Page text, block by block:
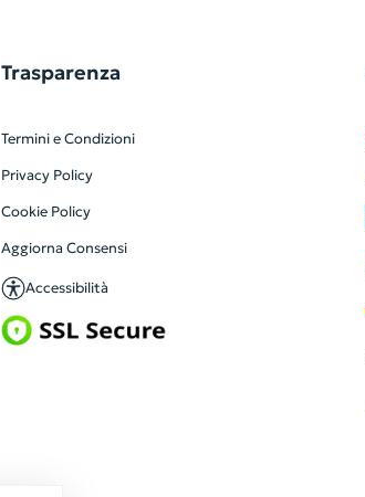
Trasparenza
Termini e Condizioni
Privacy Policy
Cookie Policy
Aggiorna Consensi
Accessibilità